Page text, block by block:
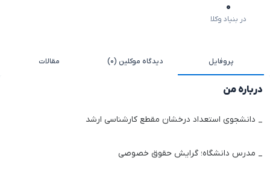
۰
در بنیاد وکلا
پروفایل دیدگاه موکلین (۰) مقالات
درباره من
_ دانشجوی استعداد درخشان مقطع کارشناسی ارشد
_ مدرس دانشگاه؛ گرایش حقوق خصوصی